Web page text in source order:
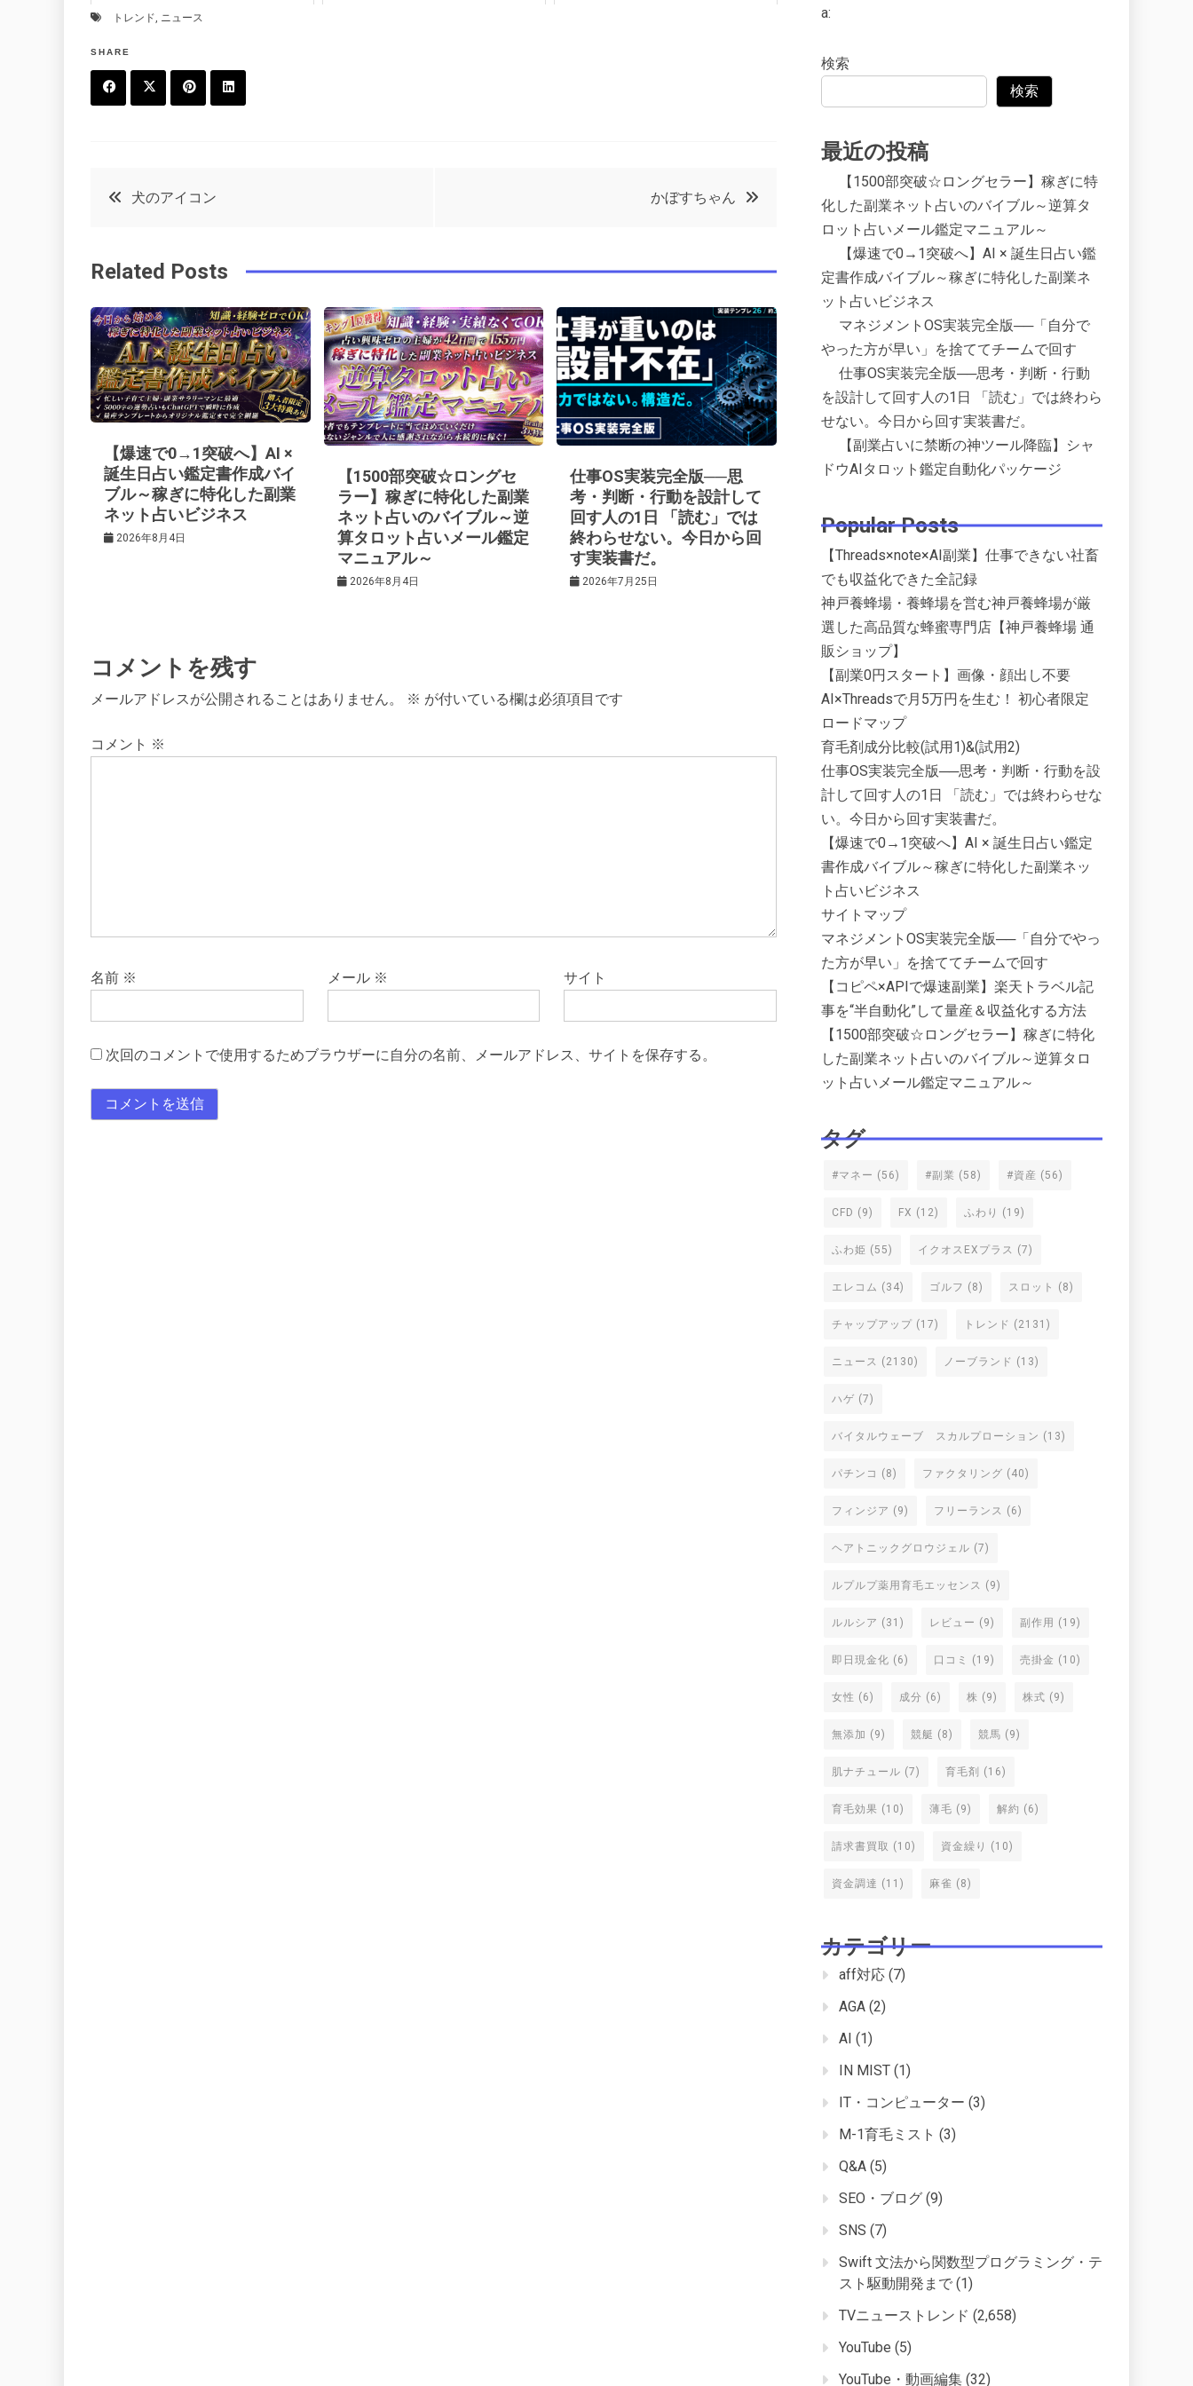
トレンド, ニュース
SHARE
o
k
t
r
e
e
t
in
投
ナ
ビ
ゲ
ー
シ
ョ
犬のアイコン かぼすちゃん
Related Posts
【爆速で0→1突破へ】AI ×
誕生日占い鑑定書作成バイ
ブル～稼ぎに特化した副業
ネット占いビジネス
2026年8月4日
【1500部突破☆ロングセ
ラー】稼ぎに特化した副業
ネット占いのバイブル～逆
算タロット占いメール鑑定
マニュアル～
2026年8月4日
仕事OS実装完全版──思
考・判断・行動を設計して
回す人の1日 「読む」では
終わらせない。今日から回
す実装書だ。
2026年7月25日
コメントを残す
メールアドレスが公開されることはありません。 ※ が付いている欄は必須項目です
コメント ※
名前 ※ メール ※ サイト
次回のコメントで使用するためブラウザーに自分の名前、メールアドレス、サイトを保存する。
a:
検索
検索
最近の投稿
【1500部突破☆ロングセラー】稼ぎに特
化した副業ネット占いのバイブル～逆算タ
ロット占いメール鑑定マニュアル～
【爆速で0→1突破へ】AI × 誕生日占い鑑
定書作成バイブル～稼ぎに特化した副業ネ
ット占いビジネス
マネジメントOS実装完全版──「自分で
やった方が早い」を捨ててチームで回す
仕事OS実装完全版──思考・判断・行動
を設計して回す人の1日 「読む」では終わら
せない。今日から回す実装書だ。
【副業占いに禁断の神ツール降臨】シャ
ドウAIタロット鑑定自動化パッケージ
Popular Posts
【Threads×note×AI副業】仕事できない社畜
でも収益化できた全記録
神戸養蜂場・養蜂場を営む神戸養蜂場が厳
選した高品質な蜂蜜専門店【神戸養蜂場 通
販ショップ】
【副業0円スタート】画像・顔出し不要
AI×Threadsで月5万円を生む！ 初心者限定
ロードマップ
育毛剤成分比較(試用1)&(試用2)
仕事OS実装完全版──思考・判断・行動を設
計して回す人の1日 「読む」では終わらせな
い。今日から回す実装書だ。
【爆速で0→1突破へ】AI × 誕生日占い鑑定
書作成バイブル～稼ぎに特化した副業ネッ
ト占いビジネス
サイトマップ
マネジメントOS実装完全版──「自分でやっ
た方が早い」を捨ててチームで回す
【コピペ×APIで爆速副業】楽天トラベル記
事を“半自動化”して量産＆収益化する方法
【1500部突破☆ロングセラー】稼ぎに特化
した副業ネット占いのバイブル～逆算タロ
ット占いメール鑑定マニュアル～
タグ
#マネー (56) #副業 (58) #資産 (56)
CFD (9) FX (12) ふわり (19)
ふわ姫 (55) イクオスEXプラス (7)
エレコム (34) ゴルフ (8) スロット (8)
チャップアップ (17) トレンド (2131)
ニュース (2130) ノーブランド (13)
ハゲ (7)
バイタルウェーブ スカルプローション (13)
パチンコ (8) ファクタリング (40)
フィンジア (9) フリーランス (6)
ヘアトニックグロウジェル (7)
ルプルプ薬用育毛エッセンス (9)
ルルシア (31) レビュー (9) 副作用 (19)
即日現金化 (6) 口コミ (19) 売掛金 (10)
女性 (6) 成分 (6) 株 (9) 株式 (9)
無添加 (9) 競艇 (8) 競馬 (9)
肌ナチュール (7) 育毛剤 (16)
育毛効果 (10) 薄毛 (9) 解約 (6)
請求書買取 (10) 資金繰り (10)
資金調達 (11) 麻雀 (8)
カテゴリー
aff対応 (7)
AGA (2)
AI (1)
IN MIST (1)
IT・コンピューター (3)
M-1育毛ミスト (3)
Q&A (5)
SEO・ブログ (9)
SNS (7)
Swift 文法から関数型プログラミング・テ
スト駆動開発まで (1)
TVニューストレンド (2,658)
YouTube (5)
YouTube・動画編集 (32)